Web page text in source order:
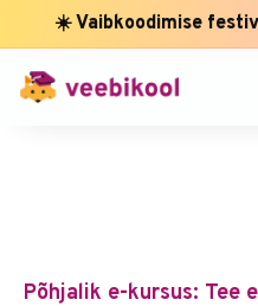
☀️ Vaibkoodimise